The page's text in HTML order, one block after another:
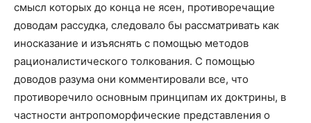
смысл которых до конца не ясен, противоречащие
доводам рассудка, следовало бы рассматривать как
иносказание и изъяснять с помощью методов
рационалистического толкования. С помощью
доводов разума они комментировали все, что
противоречило основным принципам их доктрины, в
частности антропоморфические представления о